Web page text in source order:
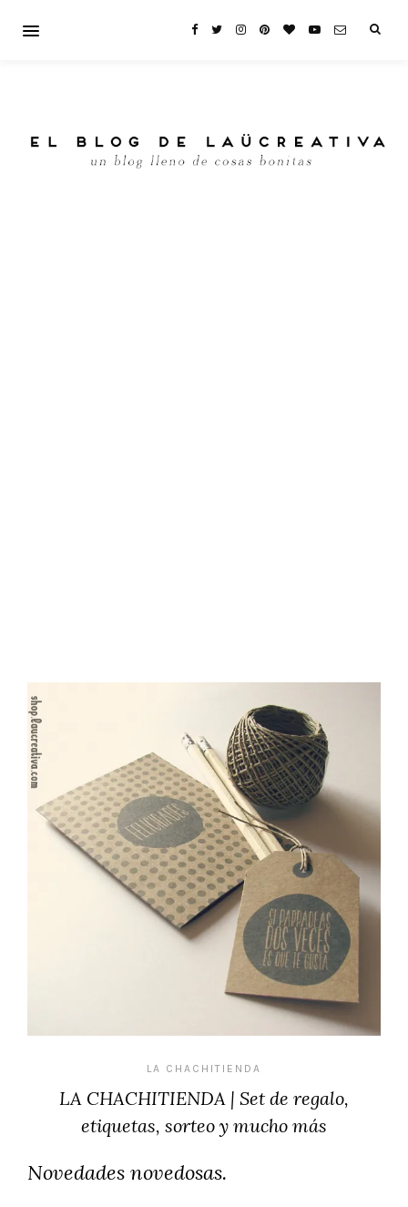
LA CHACHITIENDA
LA CHACHITIENDA | Set de regalo,
etiquetas, sorteo y mucho más
Novedades novedosas.